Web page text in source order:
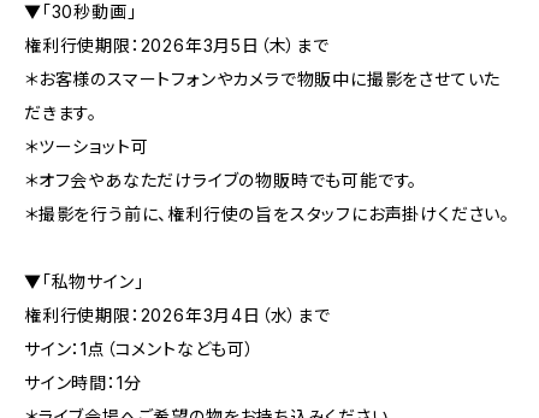
▼「30秒動画」
権利行使期限：2026年3月5日（木）まで
＊お客様のスマートフォンやカメラで物販中に撮影をさせていた
だきます。
＊ツーショット可
＊オフ会やあなただけライブの物販時でも可能です。
＊撮影を行う前に、権利行使の旨をスタッフにお声掛けください。
▼「私物サイン」
権利行使期限：2026年3月4日（水）まで
サイン：1点（コメントなども可）
サイン時間：1分